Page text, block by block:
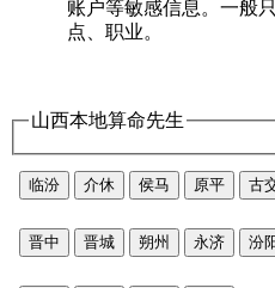
账户等敏感信息。一般
点、职业。
山西本地算命先生
临汾 介休 侯马 原平 古
晋中 晋城 朔州 永济 汾